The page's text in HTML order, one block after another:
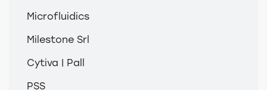
Microfluidics
Milestone Srl
Cytiva | Pall
PSS